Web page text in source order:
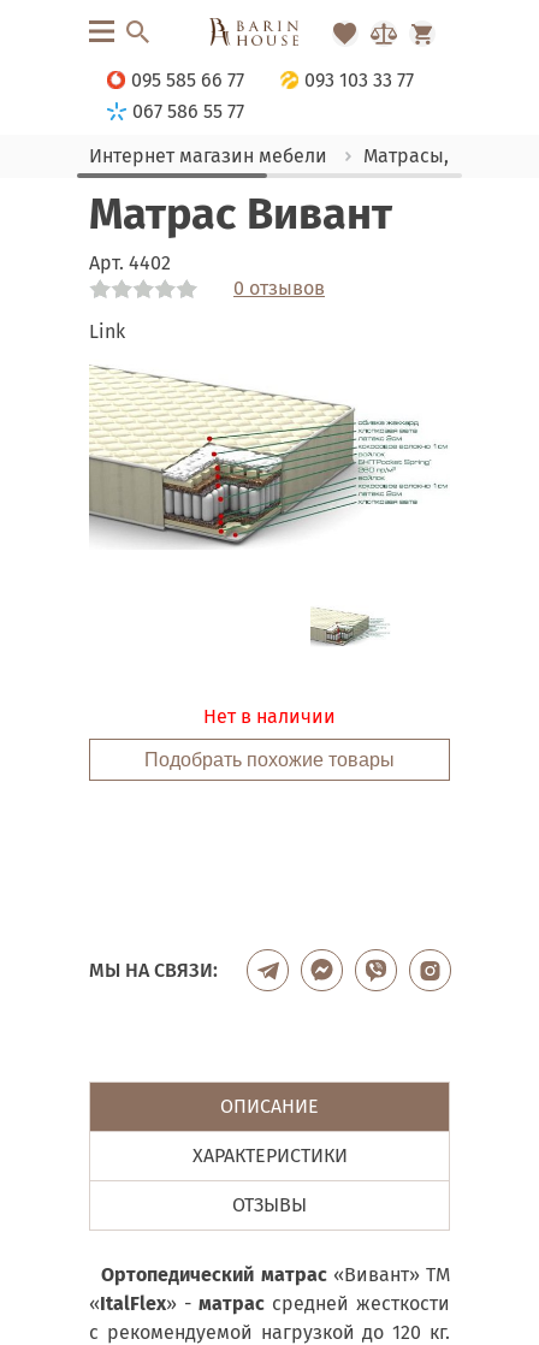
095 585 66 77
093 103 33 77
067 586 55 77
Интернет магазин мебели
Матрасы, текстиль
Матрас Вивант
Арт. 4402
0 отзывов
Link
Нет в наличии
Подобрать похожие товары
МЫ НА СВЯЗИ:
ОПИСАНИЕ
ХАРАКТЕРИСТИКИ
ОТЗЫВЫ
Ортопедический матрас«Вивант» ТМ
«ItalFlex» - матрас средней жесткости
с рекомендуемой нагрузкой до 120 кг.